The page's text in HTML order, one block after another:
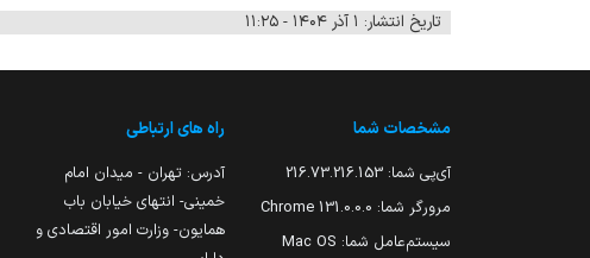
تاریخ انتشار: ۱ آذر ۱۴۰۴ - ۱۱:۲۵
مشخصات شما
آی‌پی شما: 216.73.216.153
مرورگر شما: 131.0.0.0 Chrome
سیستم‌عامل شما: Mac OS
راه های ارتباطی
آدرس: تهران - میدان امام
خمینی- انتهای خیابان باب
همایون- وزارت امور اقتصادی و